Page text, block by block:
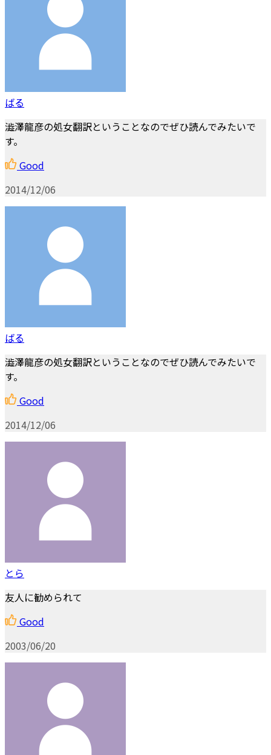
ばる
澁澤龍彦の処女翻訳ということなのでぜひ読んでみたいで
す。
Good
2014/12/06
ばる
澁澤龍彦の処女翻訳ということなのでぜひ読んでみたいで
す。
Good
2014/12/06
とら
友人に勧められて
Good
2003/06/20